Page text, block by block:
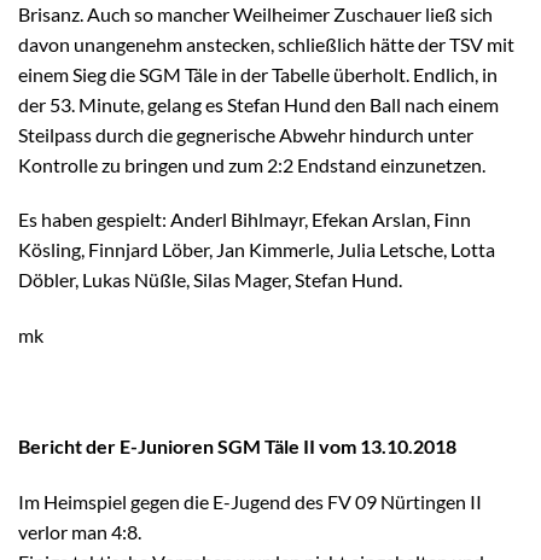
Brisanz. Auch so mancher Weilheimer Zuschauer ließ sich
davon unangenehm anstecken, schließlich hätte der TSV mit
einem Sieg die SGM Täle in der Tabelle überholt. Endlich, in
der 53. Minute, gelang es Stefan Hund den Ball nach einem
Steilpass durch die gegnerische Abwehr hindurch unter
Kontrolle zu bringen und zum 2:2 Endstand einzunetzen.
Es haben gespielt: Anderl Bihlmayr, Efekan Arslan, Finn
Kösling, Finnjard Löber, Jan Kimmerle, Julia Letsche, Lotta
Döbler, Lukas Nüßle, Silas Mager, Stefan Hund.
mk
Bericht der E-Junioren SGM Täle II vom 13.10.2018
Im Heimspiel gegen die E-Jugend des FV 09 Nürtingen II
verlor man 4:8.